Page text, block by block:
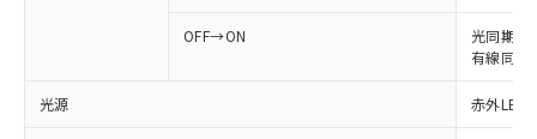
OFF→ON
光同期:
有線同期
光源 赤外LED